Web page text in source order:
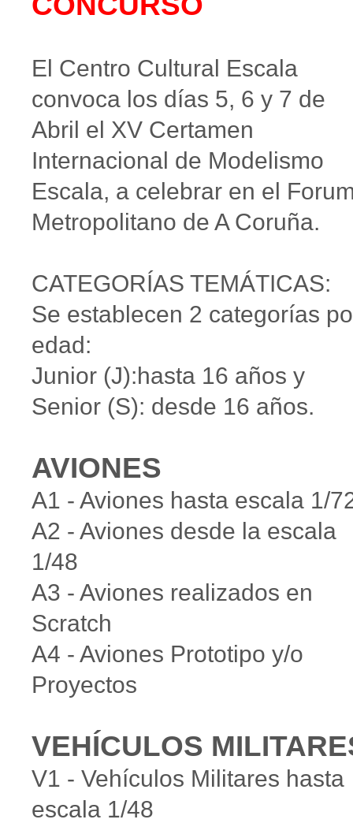
El Centro Cultural Escala
convoca los días 5, 6 y 7 de
Abril el XV Certamen
Internacional de Modelismo
Escala, a celebrar en el
Metropolitano de A Coruña.
CATEGORÍAS TEMÁTICAS:
Se establecen 2 categorías
edad:
Junior (J):hasta 16 años y
Senior (S): desde 16 años.
AVIONES
A1 - Aviones hasta escala 1/
A2 - Aviones desde la escala
1/48
A3 - Aviones realizados en
Scratch
A4 - Aviones Prototipo y/o
Proyectos
VEHÍCULOS
V1 - Vehículos Militares hasta
escala 1/48